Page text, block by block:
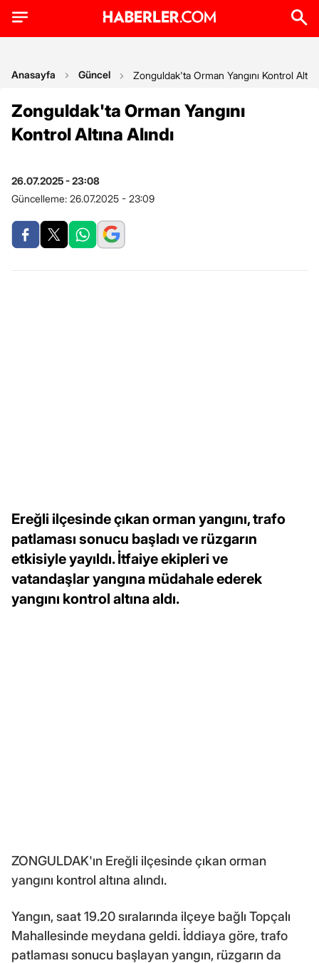
Anasayfa Güncel Zonguldak'ta Orman Yangını Kontrol Altına
Zonguldak'ta Orman Yangını
Kontrol Altına Alındı
26.07.2025 - 23:08
Güncelleme: 26.07.2025 - 23:09
Ereğli ilçesinde çıkan orman yangını, trafo
patlaması sonucu başladı ve rüzgarın
etkisiyle yayıldı. İtfaiye ekipleri ve
vatandaşlar yangına müdahale ederek
yangını kontrol altına aldı.
ZONGULDAK'ın Ereğli ilçesinde çıkan orman
yangını kontrol altına alındı.
Yangın, saat 19.20 sıralarında ilçeye bağlı Topçalı
Mahallesinde meydana geldi. İddiaya göre, trafo
patlaması sonucu başlayan yangın, rüzgarın da